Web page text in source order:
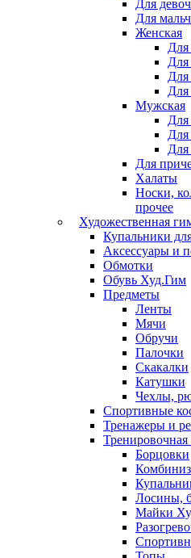
Для
Для
Женская
Для
Для
Для
Для
Мужская
Для
Для
Для
Для
Халаты
Носки,
прочее
Художественная
Купальники
Аксессуары и
Обмотки
Обувь Худ.Гим
Предметы
Ленты
Мячи
Обручи
Палочки
Скакалки
Катушки
Чехлы,
Спортивные
Тренажеры и
Тренировочная
Борцовки
Лосины,
Майки